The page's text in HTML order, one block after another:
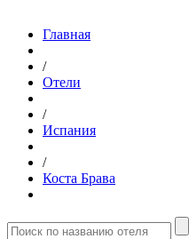
Главная
/
Отели
/
Испания
/
Коста Брава